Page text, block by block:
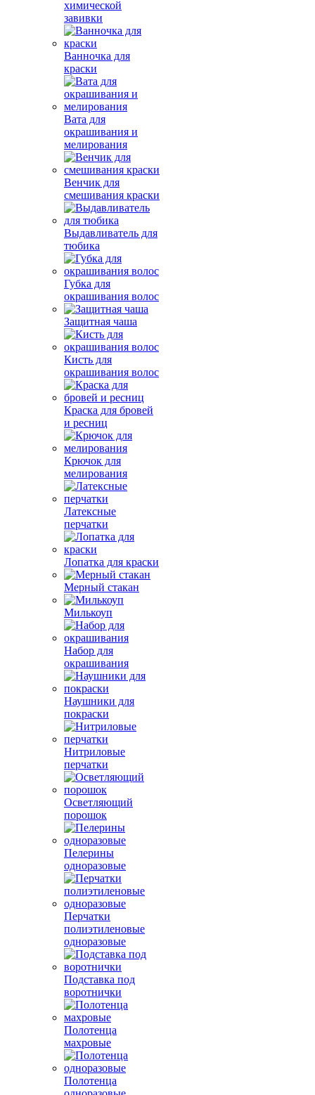
химической
завивки
Ванночка для
краски
Вата для
окрашивания и
мелирования
Венчик для
смешивания краски
Выдавливатель для
тюбика
Губка для
окрашивания волос
Защитная чаша
Кисть для
окрашивания волос
Краска для бровей
и ресниц
Крючок для
мелирования
Латексные
перчатки
Лопатка для краски
Мерный стакан
Милькоуп
Набор для
окрашивания
Наушники для
покраски
Нитриловые
перчатки
Осветляющий
порошок
Пелерины
одноразовые
Перчатки
полиэтиленовые
одноразовые
Подставка под
воротнички
Полотенца
махровые
Полотенца